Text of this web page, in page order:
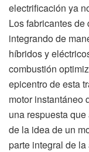
electrificación ya
Los fabricantes
integrando de
híbridos y
combustión
epicentro de esta
motor instantáneo
una respuesta
de la idea de un
parte integral de